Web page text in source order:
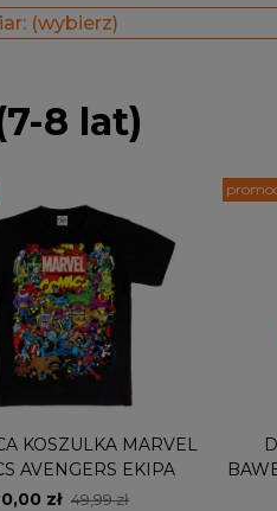
(wybierz)
8 lat)
KOSZULKA MARVEL
AVENGERS EKIPA
zł 49,99 zł